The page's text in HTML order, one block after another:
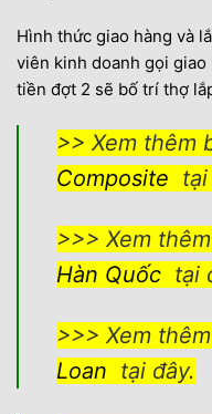
Hình thức giao hàng và
viên kinh doanh gọi giao
tiền đợt 2 sẽ bố trí thợ
>> Xem thêm
Composite tại
>>> Xem
Hàn Quốc tại
>>> Xem
Loan tại đây.